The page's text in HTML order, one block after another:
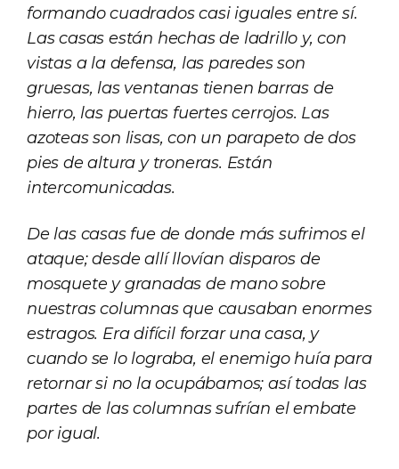
formando cuadrados casi iguales entre sí.
Las casas están hechas de ladrillo y, con
vistas a la defensa, las paredes son
gruesas, las ventanas tienen barras de
hierro, las puertas fuertes cerrojos. Las
azoteas son lisas, con un parapeto de dos
pies de altura y troneras. Están
intercomunicadas.
De las casas fue de donde más sufrimos el
ataque; desde allí llovían disparos de
mosquete y granadas de mano sobre
nuestras columnas que causaban enormes
estragos. Era difícil forzar una casa, y
cuando se lo lograba, el enemigo huía para
retornar si no la ocupábamos; así todas las
partes de las columnas sufrían el embate
por igual.